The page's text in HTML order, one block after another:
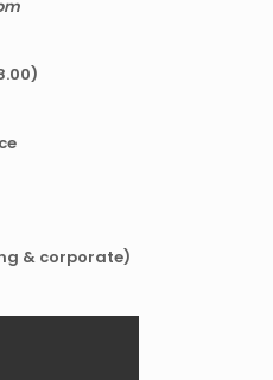
& corporate)